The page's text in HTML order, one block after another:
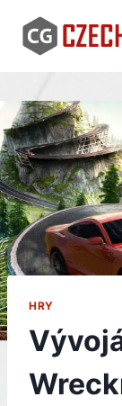
content
HRY